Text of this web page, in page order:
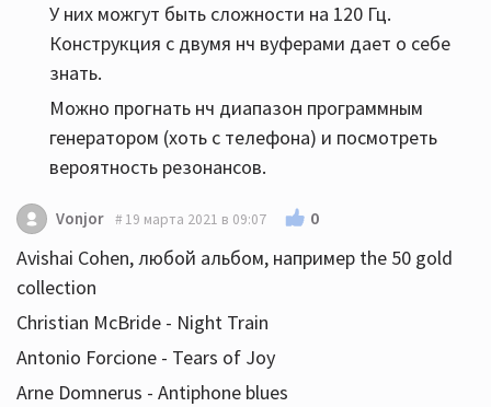
У них можгут быть сложности на 120 Гц.
Конструкция с двумя нч вуферами дает о себе
знать.
Можно прогнать нч диапазон программным
генератором (хоть с телефона) и посмотреть
вероятность резонансов.
Vonjor 19 марта 2021 в 09:07 0
Avishai Cohen, любой альбом, например the 50 gold
collection
Christian McBride - Night Train
Antonio Forcione - Tears of Joy
Arne Domnerus - Antiphone blues